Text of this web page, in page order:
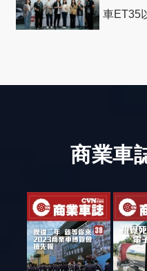
車ET35
商業車